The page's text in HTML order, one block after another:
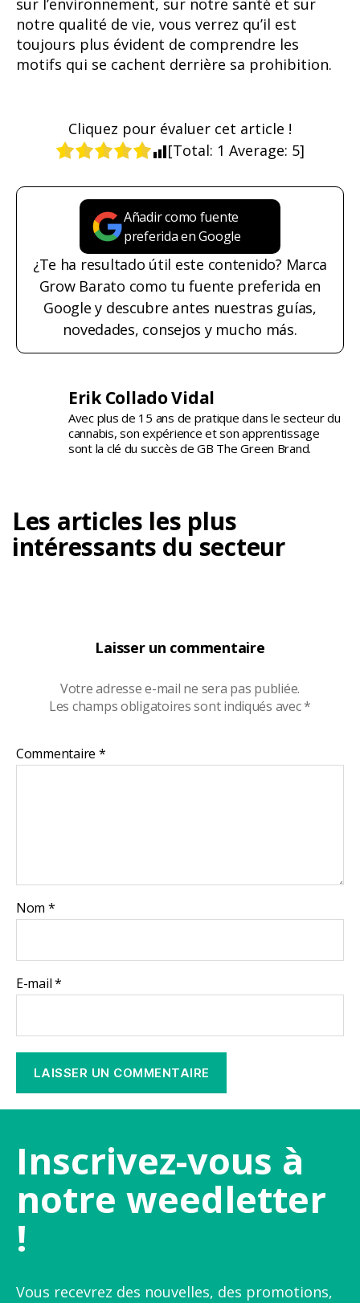
sur l’environnement, sur notre santé et sur
notre qualité de vie, vous verrez qu’il est
toujours plus évident de comprendre les
motifs qui se cachent derrière sa prohibition.
Cliquez pour évaluer cet article !
[Total: 1 Average: 5]
Añadir como fuente
preferida en Google
¿Te ha resultado útil este contenido? Marca
Grow Barato como tu fuente preferida en
Google y descubre antes nuestras guías,
novedades, consejos y mucho más.
Erik Collado Vidal
Avec plus de 15 ans de pratique dans le secteur du
cannabis, son expérience et son apprentissage
sont la clé du succès de GB The Green Brand.
Laisser un commentaire
Votre adresse e-mail ne sera pas publiée.
Les champs obligatoires sont indiqués avec*
Commentaire *
Nom *
E-mail*
Les articles les plus
intéressants du secteur
Inscrivez-vous à
notre weedletter
!
Vous recevrez des nouvelles, des promotions,